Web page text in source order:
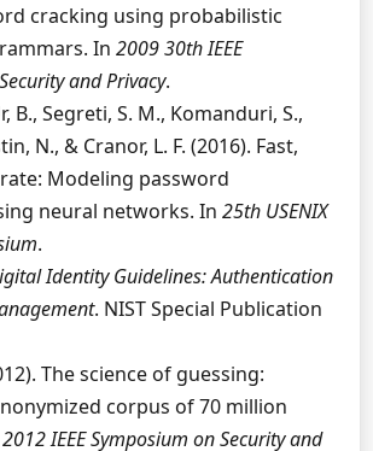
cracking using probabilistic
In 2009 30th IEEE
and Privacy.
B., Segreti, S. M., Komanduri, S.,
N., & Cranor, L. F. (2016). Fast,
Modeling password
neural networks. In 25th USENIX
.
Identity Guidelines: Authentication
. NIST Special Publication
The science of guessing:
corpus of 70 million
2012 IEEE Symposium on Security and